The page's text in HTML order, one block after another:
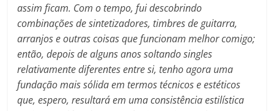
assim ficam. Com o tempo, fui descobrindo
combinações de sintetizadores, timbres de guitarra,
arranjos e outras coisas que funcionam melhor comigo;
então, depois de alguns anos soltando singles
relativamente diferentes entre si, tenho agora uma
fundação mais sólida em termos técnicos e estéticos
que, espero, resultará em uma consistência estilística